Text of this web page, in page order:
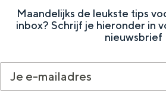
Maandelijks de leukste tips
inbox? Schrijf je hieronder in
nieuwsbrief